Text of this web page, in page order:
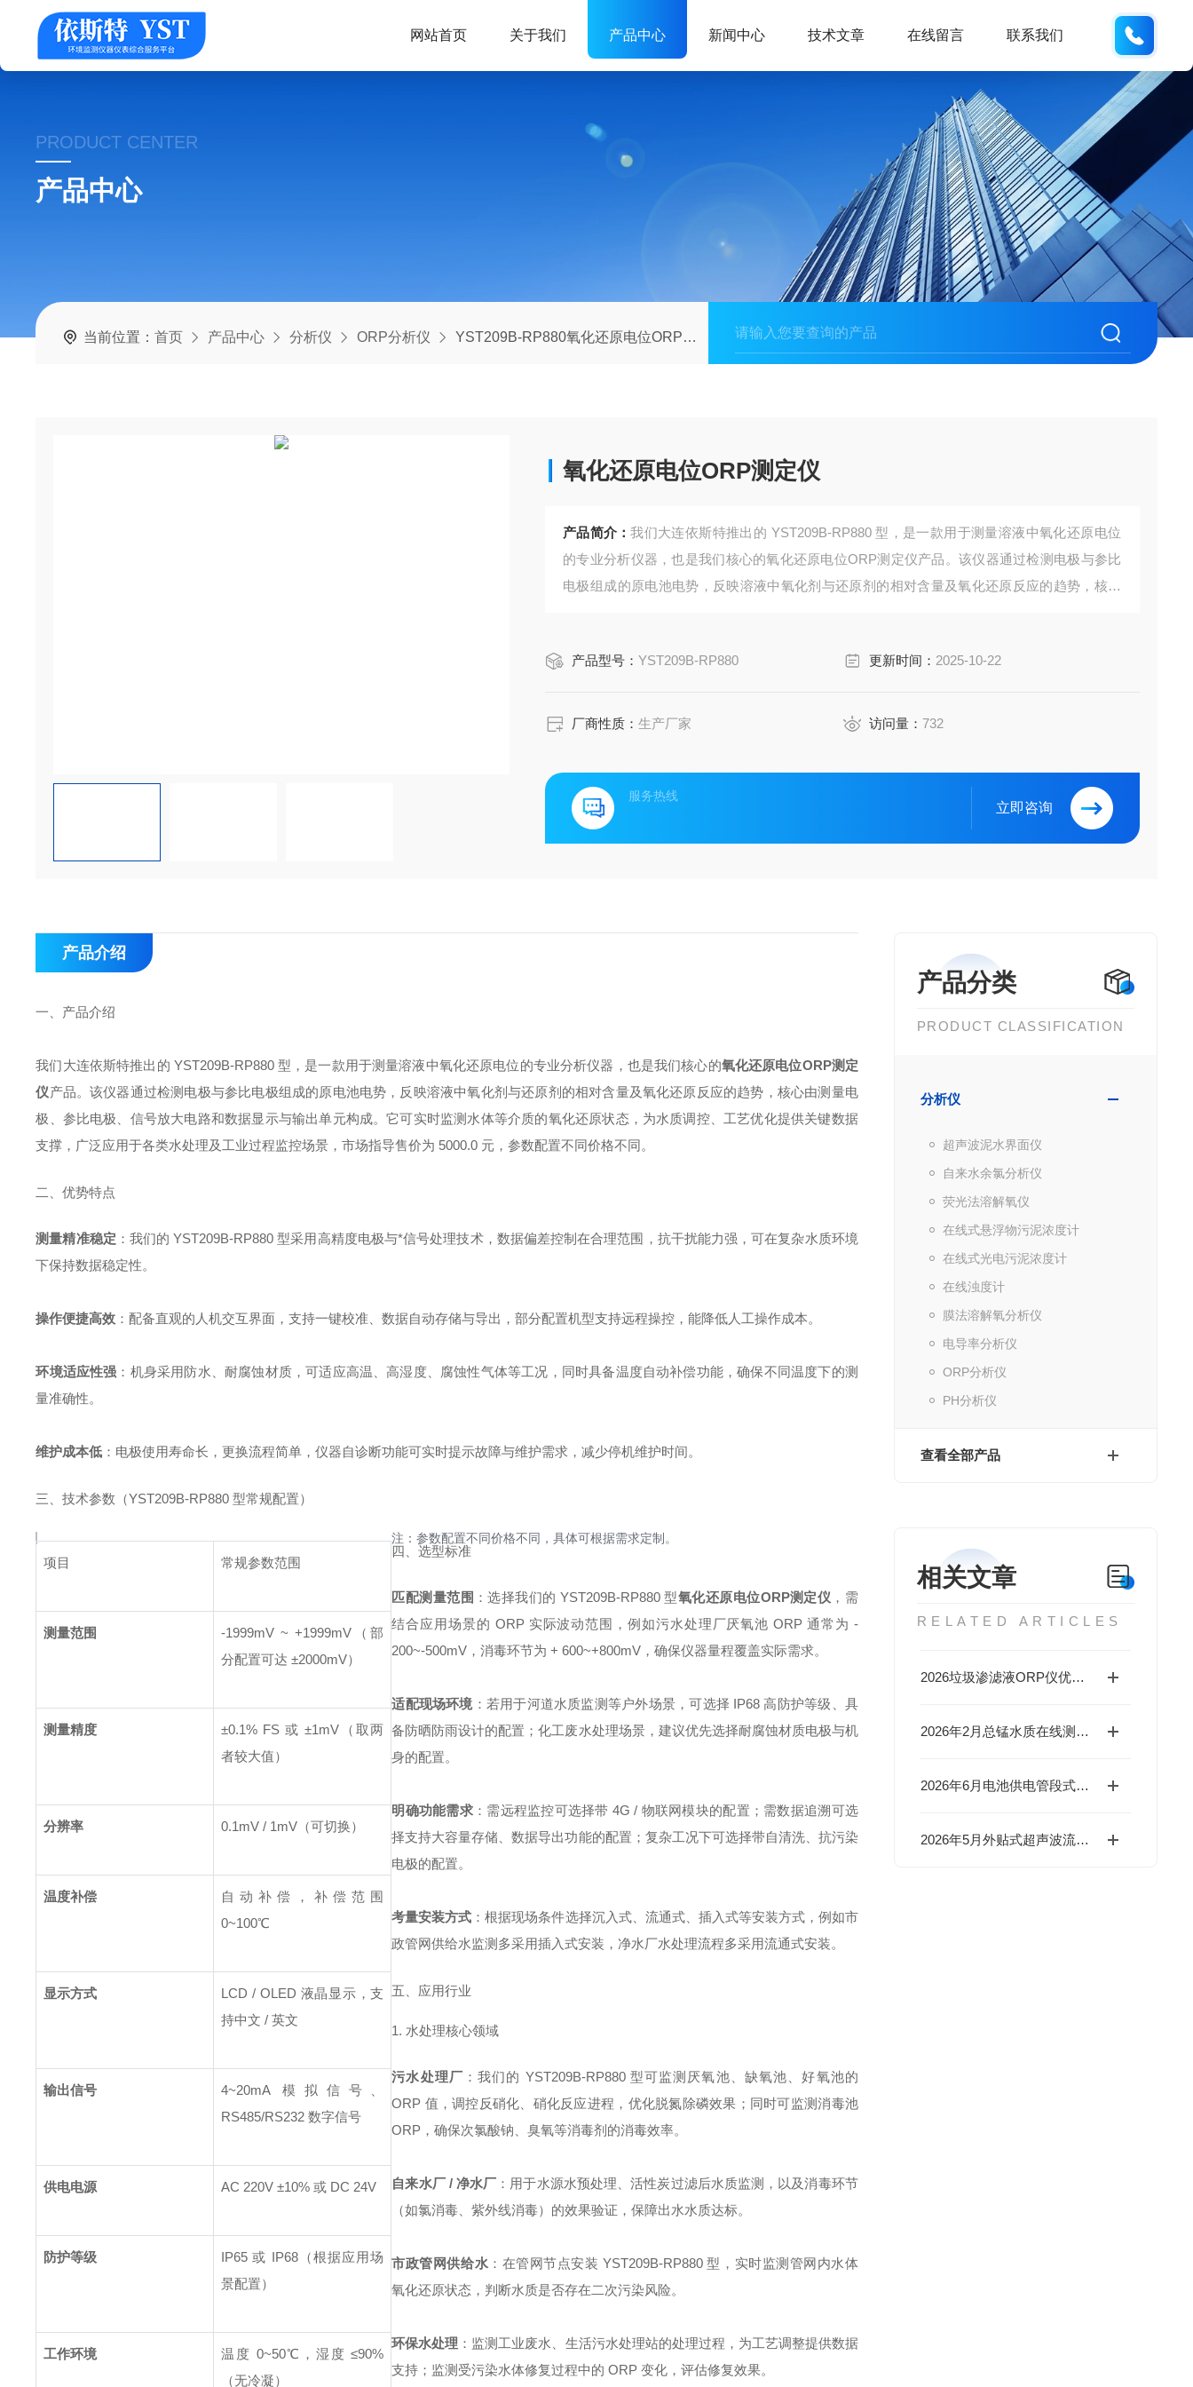
网站首页 关于我们 产品中心 新闻中心 技术文章 在线留言 联系我们
PRODUCT CENTER
产品中心
当前位置：首页 产品中心 分析仪 ORP分析仪 YST209B-RP880氧化还原电位ORP测定仪
氧化还原电位ORP测定仪
产品简介：我们大连依斯特推出的 YST209B-RP880 型，是一款用于测量溶液中氧化还原电位
的专业分析仪器，也是我们核心的氧化还原电位ORP测定仪产品。该仪器通过检测电极与参比
电极组成的原电池电势，反映溶液中氧化剂与还原剂的相对含量及氧化还原反应的趋势，核心
产品型号：YST209B-RP880 更新时间： 2025-10-22
厂商性质：生产厂家 访问量： 732
服务热线
立即咨询
产品分类
PRODUCT CLASSIFICATION
分析仪
超声波泥水界面仪
自来水余氯分析仪
荧光法溶解氧仪
在线式悬浮物污泥浓度计
在线式光电污泥浓度计
在线浊度计
膜法溶解氧分析仪
电导率分析仪
ORP分析仪
PH分析仪
查看全部产品
相关文章
RELATED ARTICLES
2026垃圾渗滤液ORP仪优选：国产主流品牌技术解析
2026年2月总锰水质在线测量仪前五厂家推荐（化工仪器网适配）​
2026年6月电池供电管段式超声波流量计服务优选：三大国产品牌深度对比
2026年5月外贴式超声波流量计8品牌推荐（国产+进口）​
产品介绍
一、产品介绍
我们大连依斯特推出的 YST209B-RP880 型，是一款用于测量溶液中氧化还原电位的专业分析仪器，也是我们核心的氧化还原电位ORP测定
仪产品。该仪器通过检测电极与参比电极组成的原电池电势，反映溶液中氧化剂与还原剂的相对含量及氧化还原反应的趋势，核心由测量电
极、参比电极、信号放大电路和数据显示与输出单元构成。它可实时监测水体等介质的氧化还原状态，为水质调控、工艺优化提供关键数据
支撑，广泛应用于各类水处理及工业过程监控场景，市场指导售价为 5000.0 元，参数配置不同价格不同。
二、优势特点
测量精准稳定 ：我们的 YST209B-RP880 型采用高精度电极与*信号处理技术，数据偏差控制在合理范围，抗干扰能力强，可在复杂水质环境
下保持数据稳定性。
操作便捷高效 ：配备直观的人机交互界面，支持一键校准、数据自动存储与导出，部分配置机型支持远程操控，能降低人工操作成本。
环境适应性强 ：机身采用防水、耐腐蚀材质，可适应高温、高湿度、腐蚀性气体等工况，同时具备温度自动补偿功能，确保不同温度下的测
量准确性。
维护成本低 ：电极使用寿命长，更换流程简单，仪器自诊断功能可实时提示故障与维护需求，减少停机维护时间。
三、技术参数（YST209B-RP880 型常规配置）
项目 常规参数范围
测量范围
-1999mV ~ +1999mV（部
分配置可达 ±2000mV）
测量精度
±0.1% FS 或 ±1mV（取两
者较大值）
分辨率 0.1mV / 1mV（可切换）
温度补偿
自动补偿，补偿范围
0~100℃
显示方式
LCD / OLED 液晶显示，支
持中文 / 英文
输出信号
4~20mA 模拟信号、
RS485/RS232 数字信号
供电电源 AC 220V ±10% 或 DC 24V
防护等级
IP65 或 IP68（根据应用场
景配置）
工作环境
温度 0~50℃，湿度 ≤90%
（无冷凝）
注：参数配置不同价格不同，具体可根据需求定制。
四、选型标准
匹配测量范围 ：选择我们的 YST209B-RP880 型氧化还原电位ORP测定仪 ，需
结合应用场景的 ORP 实际波动范围，例如污水处理厂厌氧池 ORP 通常为 -
200~-500mV，消毒环节为 + 600~+800mV，确保仪器量程覆盖实际需求。
适配现场环境：若用于河道水质监测等户外场景，可选择 IP68 高防护等级、具
备防晒防雨设计的配置；化工废水处理场景，建议优先选择耐腐蚀材质电极与机
身的配置。
明确功能需求：需远程监控可选择带 4G / 物联网模块的配置；需数据追溯可选
择支持大容量存储、数据导出功能的配置；复杂工况下可选择带自清洗、抗污染
电极的配置。
考量安装方式 ：根据现场条件选择沉入式、流通式、插入式等安装方式，例如市
政管网供给水监测多采用插入式安装，净水厂水处理流程多采用流通式安装。
五、应用行业
1. 水处理核心领域
污水处理厂 ：我们的 YST209B-RP880 型可监测厌氧池、缺氧池、好氧池的
ORP 值，调控反硝化、硝化反应进程，优化脱氮除磷效果；同时可监测消毒池
ORP，确保次氯酸钠、臭氧等消毒剂的消毒效率。
自来水厂 / 净水厂 ：用于水源水预处理、活性炭过滤后水质监测，以及消毒环节
（如氯消毒、紫外线消毒）的效果验证，保障出水水质达标。
市政管网供给水 ：在管网节点安装 YST209B-RP880 型，实时监测管网内水体
氧化还原状态，判断水质是否存在二次污染风险。
环保水处理 ：监测工业废水、生活污水处理站的处理过程，为工艺调整提供数据
支持；监测受污染水体修复过程中的 ORP 变化，评估修复效果。